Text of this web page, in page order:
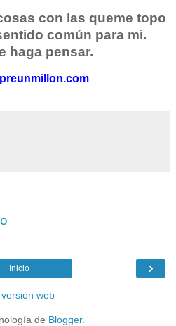
con las queme topo
común para mi.
haga pensar.
›
Inicio
web
de Blogger.